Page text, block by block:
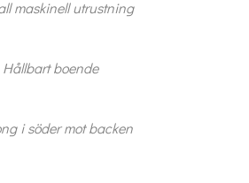
maskinell utrustning
Hållbart boende
i söder mot backen